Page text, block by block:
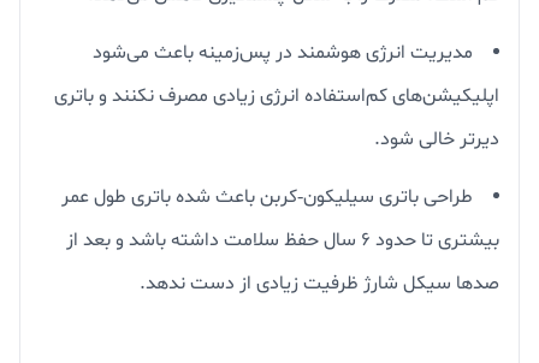
مدیریت انرژی هوشمند در پس‌زمینه باعث می‌شود
اپلیکیشن‌های کم‌استفاده انرژی زیادی مصرف نکنند و باتری
دیرتر خالی شود.
طراحی باتری سیلیکون‑کربن باعث شده باتری طول عمر
بیشتری تا حدود ۶ سال حفظ سلامت داشته باشد و بعد از
صدها سیکل شارژ ظرفیت زیادی از دست ندهد.